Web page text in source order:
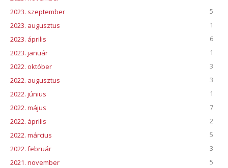
2023. szeptember
5
2023. augusztus
1
2023. április
6
2023. január
1
2022. október
3
2022. augusztus
3
2022. június
1
2022. május
7
2022. április
2
2022. március
5
2022. február
3
2021. november
5